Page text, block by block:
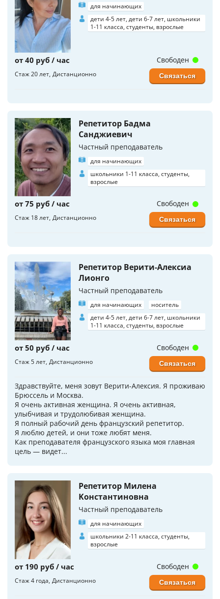
для начинающих
дети 4-5 лет, дети 6-7 лет, школьники
1-11 класса, студенты, взрослые
от 40 руб / час
Стаж 20 лет Дистанционно
Свободен
Связаться
Репетитор Бадма
Санджиевич
Частный преподаватель
для начинающих
школьники 1-11 класса, студенты,
взрослые
от 75 руб / час
Стаж 18 лет Дистанционно
Свободен
Связаться
Репетитор Верити-Алексиа
Лионго
Частный преподаватель
для начинающих
носитель
дети 4-5 лет, дети 6-7 лет, школьники
1-11 класса, студенты, взрослые
от 50 руб / час
Стаж 5 лет Дистанционно
Здравствуйте, меня зовут Верити-Алексия. Я проживаю
Брюссель и Москва.
Я очень активная женщина. Я очень активная,
улыбчивая и трудолюбивая женщина.
Я полный рабочий день французский репетитор.
Я люблю детей, и они тоже любят меня.
Как преподавателя французского языка моя главная
цель — видет...
Свободен
Связаться
Репетитор Милена
Koнстантиновна
Частный преподаватель
для начинающих
школьники 2-11 класса, студенты,
взрослые
от 190 руб / час
Стаж 4 года Дистанционно
Свободен
Связаться